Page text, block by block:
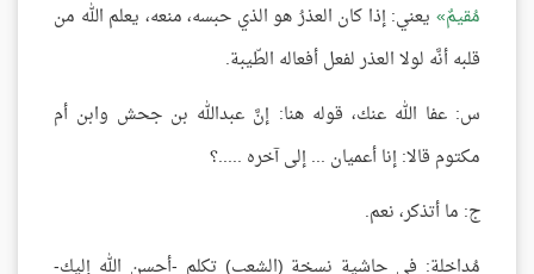
مُقيمٌ يعني: إذا كان العذرُ هو الذي حبسه، منعه، يعلم الله من
قلبه أنَّه لولا العذر لفعل أفعاله الطّيبة.
س: عفا الله عنك، قوله هنا: إنَّ عبدالله بن جحش وابن أم
مكتوم قالا: إنا أعميان ... إلى آخره .....؟
ج: ما أتذكر، نعم.
مُداخلة: في حاشية نسخة (الشعب) تكلم -أحسن الله إليك-